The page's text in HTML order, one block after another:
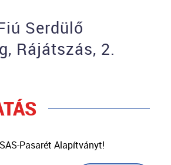
Serdülő
Rájátszás, 2.
Pasarét Alapítványt!